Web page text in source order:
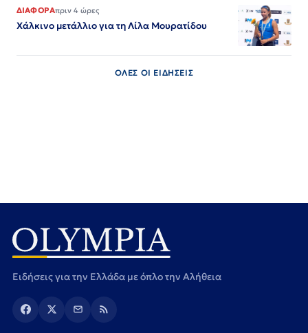
ΔΙΑΦΟΡΑπριν 4 ώρες
Χάλκινο μετάλλιο για τη Λίλα Μουρατίδου
ΟΛΕΣ ΟΙ ΕΙΔΗΣΕΙΣ
Ειδήσεις για την Ελλάδα με όπλο την Αλήθεια